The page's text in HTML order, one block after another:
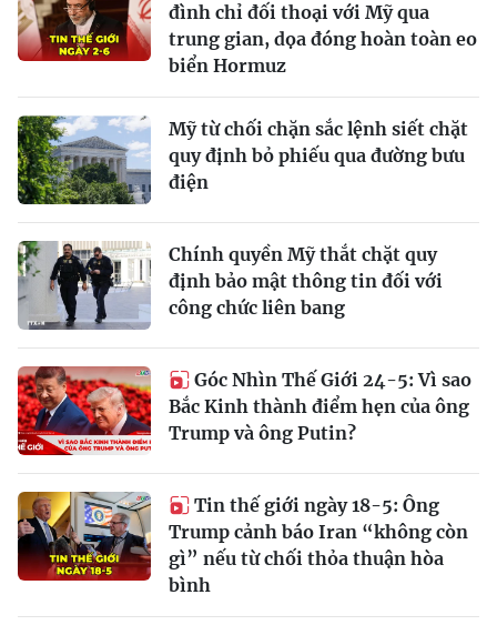
đình chỉ đối thoại với Mỹ qua
trung gian, dọa đóng hoàn toàn eo
biển Hormuz
Mỹ từ chối chặn sắc lệnh siết chặt
quy định bỏ phiếu qua đường bưu
điện
Chính quyền Mỹ thắt chặt quy
định bảo mật thông tin đối với
công chức liên bang
Góc Nhìn Thế Giới 24-5: Vì sao
Bắc Kinh thành điểm hẹn của ông
Trump và ông Putin?
Tin thế giới ngày 18-5: Ông
Trump cảnh báo Iran “không còn
gì” nếu từ chối thỏa thuận hòa
bình